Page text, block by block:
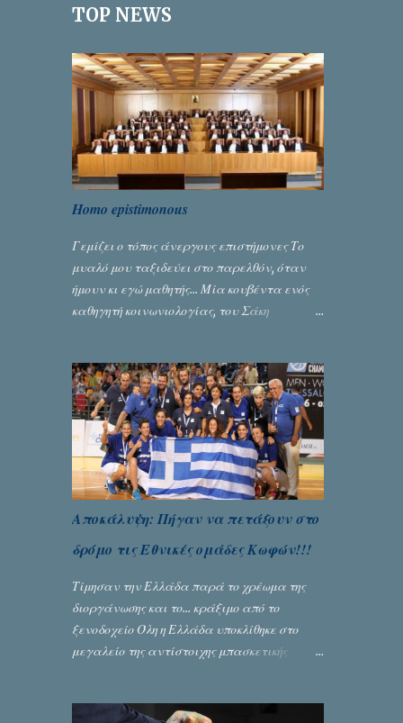
α
TOP NEWS
Homo epistimonous
Γεμίζει ο τόπος άνεργους επιστήμονες Το
μυαλό μου ταξιδεύει στο παρελθόν, όταν
ήμουν κι εγώ μαθητής... Μία κουβέντα ενός
καθηγητή κοινωνιολογίας, του Σάκη
Γράφει ο Σταύρος Αλευρογιάννης
Αποκάλυψη: Πήγαν να πετάξουν στο
δρόμο τις Εθνικές ομάδες Κωφών!!!
Τίμησαν την Ελλάδα παρά το χρέωμα της
διοργάνωσης και το... κράξιμο από το
ξενοδοχείο Όλη η Ελλάδα υποκλίθηκε στο
μεγαλείο της αντίστοιχης μπασκετικής
πρωταθλήματος κωφών που διεξήχθη στη